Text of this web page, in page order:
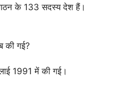
संगठन के 133 सदस्य देश हैं।
की गई?
1991 में की गई।